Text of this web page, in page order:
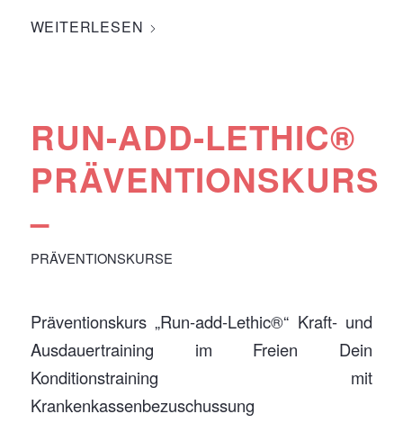
WEITERLESEN
RUN-ADD-LETHIC®
PRÄVENTIONSKURS
–
PRÄVENTIONSKURSE
Präventionskurs „Run-add-Lethic®“ Kraft- und
Ausdauertraining im Freien Dein
Konditionstraining mit
Krankenkassenbezuschussung